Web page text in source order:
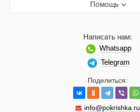
Помощь
Поделиться:
info@pokrishka.ru
Написать нам:
Whatsapp
Telegram